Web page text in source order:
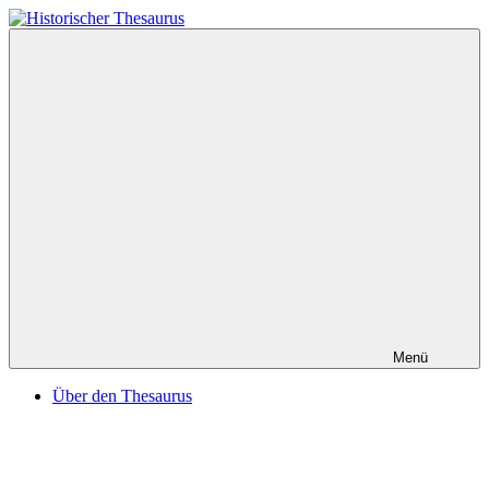
Zum
Inhalt
Menü
Über den Thesaurus